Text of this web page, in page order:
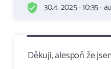
30.4. 2025 · 10:35 ·
Děkuji, alespoň že